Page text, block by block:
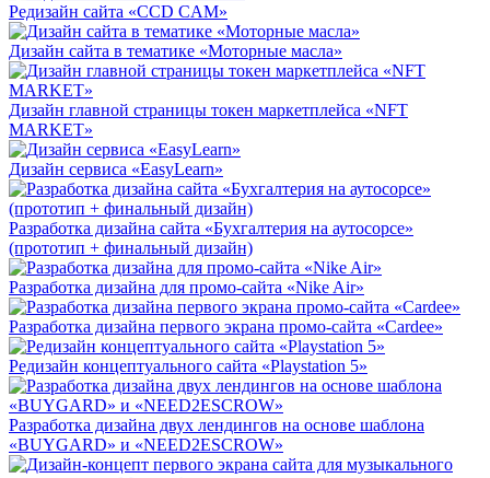
Редизайн сайта «CCD CAM»
Дизайн сайта в тематике «Моторные масла»
Дизайн главной страницы токен маркетплейса «NFT
MARKET»
Дизайн сервиса «EasyLearn»
Разработка дизайна сайта «Бухгалтерия на аутосорсе»
(прототип + финальный дизайн)
Разработка дизайна для промо-сайта «Nike Air»
Разработка дизайна первого экрана промо-сайта «Cardee»
Редизайн концептуального сайта «Playstation 5»
Разработка дизайна двух лендингов на основе шаблона
«BUYGARD» и «NEED2ESCROW»